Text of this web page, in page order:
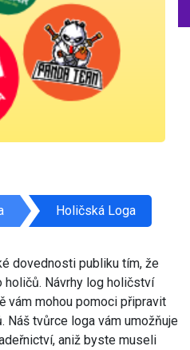
Holičská Loga
dovednosti publiku tím, že
holičů. Návrhy log holičství
vám mohou pomoci připravit
Náš tvůrce loga vám umožňuje
aniž byste museli